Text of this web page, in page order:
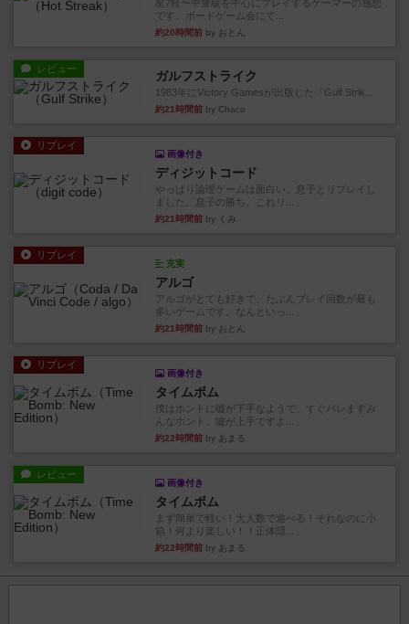
星7軽〜中量級を中心にプレイするゲーマーの感想
です。ボードゲーム会にて...
約20時間前 by おとん
レビュー ガルフストライク
1983年にVictory Gamesが出版した『Gulf Strik...
約21時間前 by Chaco
リプレイ
画像付き
ディジットコード
やっぱり論理ゲームは面白い。息子とリプレイし
ました。息子の勝ち。これリ...
約21時間前 by くみ
リプレイ
充実
アルゴ
アルゴがとても好きで、たぶんプレイ回数が最も
多いゲームです。なんといっ...
約21時間前 by おとん
リプレイ
画像付き
タイムボム
僕はホントに嘘が下手なようで、すぐバレますみ
んなホント、嘘が上手ですよ...
約22時間前 by あまる
レビュー
画像付き
タイムボム
まず簡単で軽い！大人数で遊べる！それなのに小
箱！何より楽しい！！正体隠...
約22時間前 by あまる